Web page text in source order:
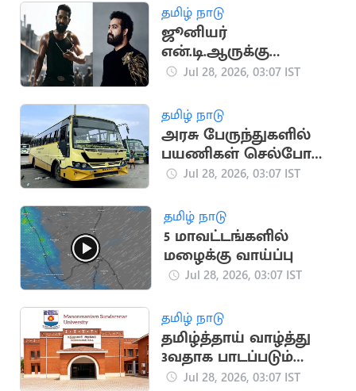
தமிழ் நாடு
ஜூனியர்
என்.டி.ஆருக்கு
தோள்பட்டை காயம்: 6-
Jul 28, 2026, 03:07 IST
தமிழ் நாடு
அரசு பேருந்துகளில்
பயணிகள் செல்போன்
பயன்பாட்டுக்கு
Jul 28, 2026, 03:07 IST
தமிழ் நாடு
5 மாவட்டங்களில்
மழைக்கு வாய்ப்பு
Jul 28, 2026, 03:07 IST
தமிழ் நாடு
தமிழ்த்தாய் வாழ்த்து
3வதாக பாடப்படும்
என்ற சூழலால்
Jul 28, 2026, 03:07 IST